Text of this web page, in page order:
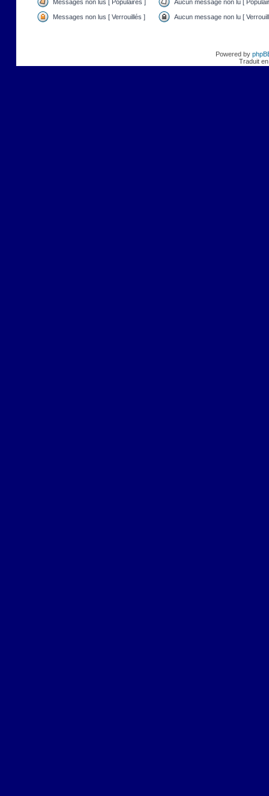
Messages non lus [ Populaires ] Aucun message non lu [
Messages non lus [ Verrouillés ] Aucun message non lu [
Powered by
Traduit